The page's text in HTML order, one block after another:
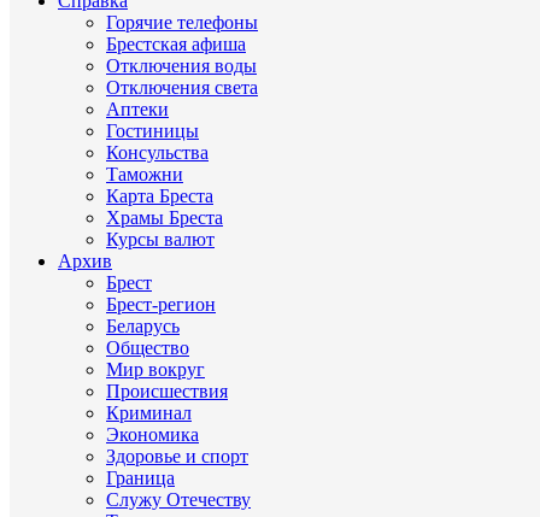
Горячие телефоны
Брестская афиша
Отключения воды
Отключения света
Аптеки
Гостиницы
Консульства
Таможни
Карта Бреста
Храмы Бреста
Курсы валют
Архив
Брест
Брест-регион
Беларусь
Общество
Мир вокруг
Происшествия
Криминал
Экономика
Здоровье и спорт
Граница
Служу Отечеству